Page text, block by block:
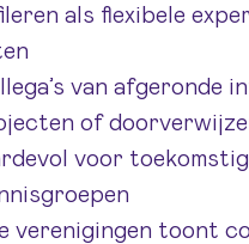
als flexibele
van afgeronde
of
voor
verenigingen toont